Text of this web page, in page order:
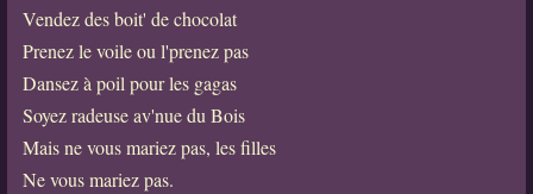
Vendez des boit' de chocolat
Prenez le voile ou l'prenez pas
Dansez à poil pour les gagas
Soyez radeuse av'nue du Bois
Mais ne vous mariez pas, les filles
Ne vous mariez pas.